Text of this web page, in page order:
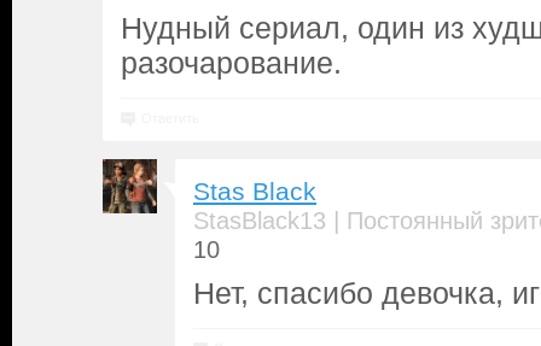
Нудный сериал, один из
разочарование.
Stas Black
StasBlack13 | Постоянный
10
Нет, спасибо девочка,